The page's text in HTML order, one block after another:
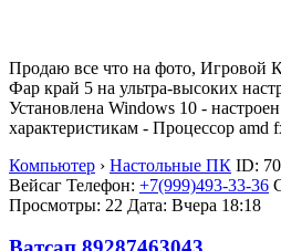
Продаю все что на фото, Игровой
Фар край 5 на ультра-высоких
Установлена Windows 10 -
характеристикам - Процессор amd
Компьютер › Настольные ПК ID:
Вейсаг Телефон: +7(999)493-33-36
Просмотры: 22 Дата: Вчера 18:18